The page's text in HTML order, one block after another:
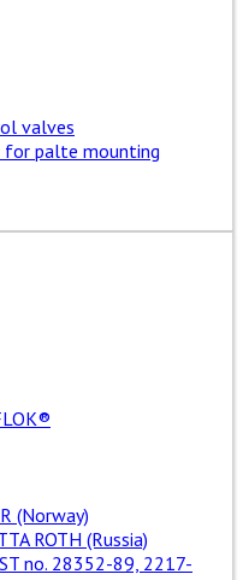
valves
for palte mounting
(Norway)
ROTH (Russia)
no. 28352-89, 2217-